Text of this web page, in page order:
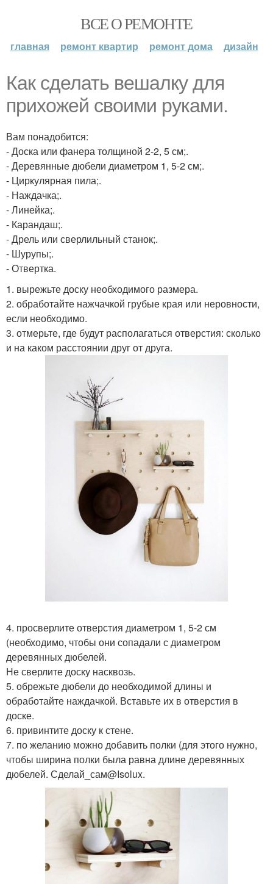
ВСЕ О РЕМОНТЕ
главная ремонт квартир ремонт дома дизайн
Как сделать вешалку для
прихожей своими руками.
Вам понадобится:
- Доска или фанера толщиной 2-2, 5 см;.
- Деревянные дюбели диаметром 1, 5-2 см;.
- Циркулярная пила;.
- Наждачка;.
- Линейка;.
- Карандаш;.
- Дрель или сверлильный станок;.
- Шурупы;.
- Отвертка.
1. вырежьте доску необходимого размера.
2. обработайте нажчачкой грубые края или неровности,
если необходимо.
3. отмерьте, где будут располагаться отверстия: сколько
и на каком расстоянии друг от друга.
4. просверлите отверстия диаметром 1, 5-2 см
(необходимо, чтобы они сопадали с диаметром
деревянных дюбелей.
Не сверлите доску насквозь.
5. обрежьте дюбели до необходимой длины и
обработайте наждачкой. Вставьте их в отверстия в
доске.
6. привинтите доску к стене.
7. по желанию можно добавить полки (для этого нужно,
чтобы ширина полки была равна длине деревянных
дюбелей. Сделай_сам@Isolux.